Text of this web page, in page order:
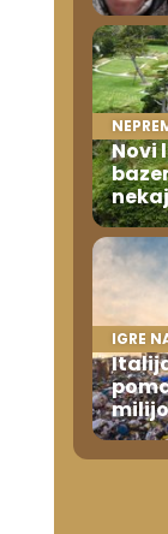
Novi
IGRE